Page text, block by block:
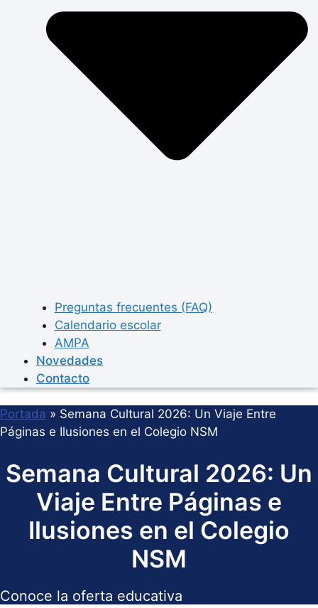
Preguntas frecuentes (FAQ)
Calendario escolar
AMPA
Novedades
Contacto
Portada » Semana Cultural 2026: Un Viaje Entre
Páginas e Ilusiones en el Colegio NSM
Semana Cultural 2026: Un
Viaje Entre Páginas e
Ilusiones en el Colegio
NSM
Conoce la oferta educativa